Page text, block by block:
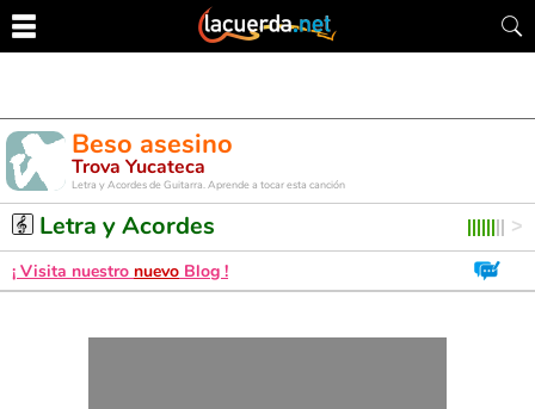
Beso asesino
Trova Yucateca
Letra y Acordes de Guitarra. Aprende a tocar esta canción
Letra y Acordes
¡ Visita nuestro nuevo Blog !